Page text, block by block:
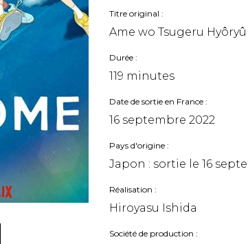
Titre original
Ame wo Tsugeru
Durée
119 minutes
Date de sortie en France
16 septembre 2022
Pays d'origine
Japon : sortie le 16
Réalisation
Hiroyasu Ishida
Société de production